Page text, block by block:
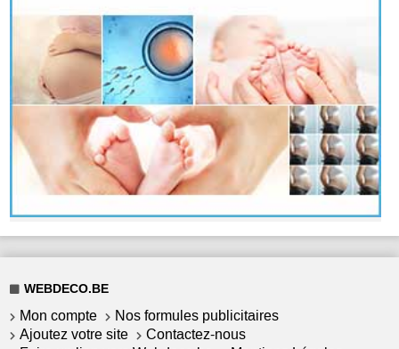
WEBDECO.BE
Mon compte
Nos formules publicitaires
Ajoutez votre site
Contactez-nous